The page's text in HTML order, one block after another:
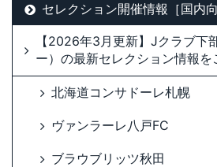
セレクション開催情報［国内向
【2026年3月更新】Jクラブ下
ー）の最新セレクション情報を
北海道コンサドーレ札幌
ヴァンラーレ八戸FC
ブラウブリッツ秋田